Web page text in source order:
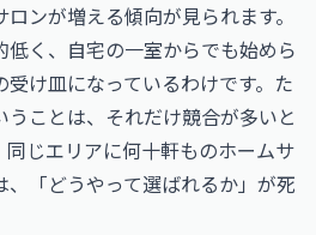
ンが増える傾向が見られます。
く、自宅の一室からでも始めら
け皿になっているわけです。た
ことは、それだけ競合が多いと
同じエリアに何十軒ものホームサ
、「どうやって選ばれるか」が死